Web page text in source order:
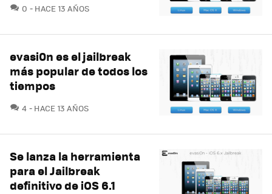
0 COMENTARIOS
HACE 13 AÑOS
evasi0n es el jailbreak
más popular de todos los
tiempos
4 COMENTARIOS
HACE 13 AÑOS
Se lanza la herramienta
para el Jailbreak
definitivo de iOS 6.1